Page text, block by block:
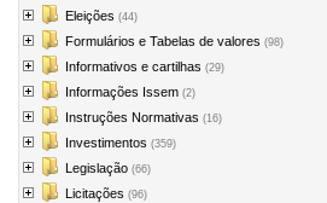
Eleições (44)
Formulários e Tabelas de valores (98)
Informativos e cartilhas (29)
Informações Issem (2)
Instruções Normativas (16)
Investimentos (359)
Legislação (66)
Licitações (96)